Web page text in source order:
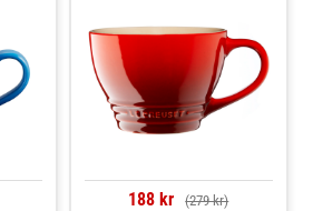
188 kr (279 kr)